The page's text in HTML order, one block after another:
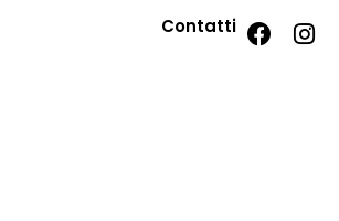
Contatti